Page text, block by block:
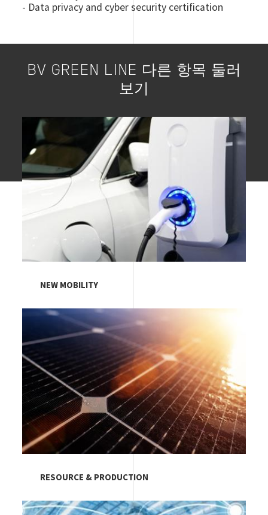
- Data privacy and cyber security certification
BV GREEN LINE 다른 항목 둘러
보기
Image
NEW MOBILITY
Image
RESOURCE & PRODUCTION
Image